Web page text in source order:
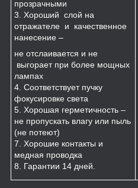
прозрачными
3. Хороший слой на
отражателе и качественное
нанесение –
не отслаивается и не
выгорает при более мощных
лампах
4. Соответствует пучку
фокусировке света
5. Хорошая герметичность –
не пропускать влагу или пыль
(не потеют)
7. Хорошие контакты и
медная проводка
8. Гарантии 14 дней.